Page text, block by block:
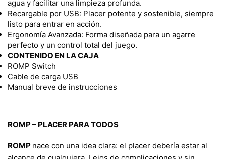
agua y facilitar una limpieza profunda.
Recargable por USB: Placer potente y sostenible, siempre
listo para entrar en acción.
Ergonomía Avanzada: Forma diseñada para un agarre
perfecto y un control total del juego.
CONTENIDO EN LA CAJA
ROMP Switch
Cable de carga USB
Manual breve de instrucciones
ROMP – PLACER PARA TODOS
ROMP nace con una idea clara: el placer debería estar al